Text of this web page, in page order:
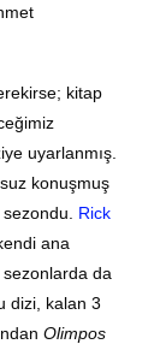
kitap
uyarlanmış
konuşmuş
Rick
ana
sezonlarda da
dizi, kalan 3
Olimpos